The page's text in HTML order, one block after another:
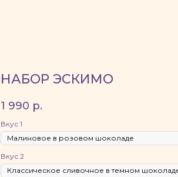
НАБОР ЭСКИМО
1 990 р.
Вкус 1
Вкус 2